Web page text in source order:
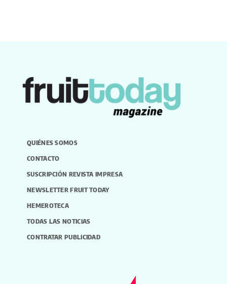
QUIÉNES SOMOS
CONTACTO
SUSCRIPCIÓN REVISTA IMPRESA
NEWSLETTER FRUIT TODAY
HEMEROTECA
TODAS LAS NOTICIAS
CONTRATAR PUBLICIDAD